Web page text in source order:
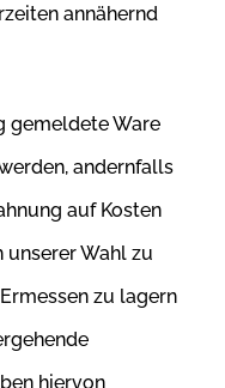
annähernd
gemeldete Ware
andernfalls
auf Kosten
unserer Wahl zu
zu lagern
hiervon